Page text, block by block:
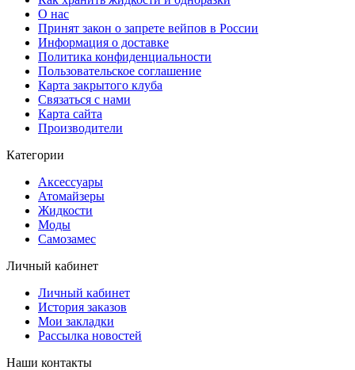
О нас
Принят закон о запрете вейпов в России
Информация о доставке
Политика конфиденциальности
Пользовательское соглашение
Карта закрытого клуба
Связаться с нами
Карта сайта
Производители
Категории
Аксессуары
Атомайзеры
Жидкости
Моды
Самозамес
Личный кабинет
Личный кабинет
История заказов
Мои закладки
Рассылка новостей
Наши контакты